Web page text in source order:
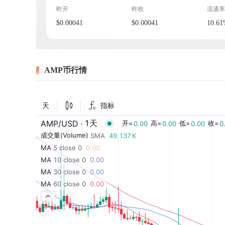
昨开
$0.00041
昨收
$0.00041
流通率
AMP币行情